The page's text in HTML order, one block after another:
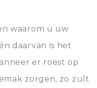
waarom u uw
daarvan is het
er roest op
zorgen, zo zult